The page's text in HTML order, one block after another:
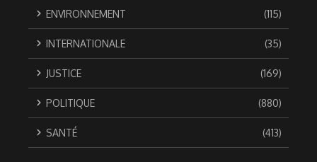
ENVIRONNEMENT (115)
INTERNATIONALE (35)
JUSTICE (169)
POLITIQUE (880)
SANTÉ (413)